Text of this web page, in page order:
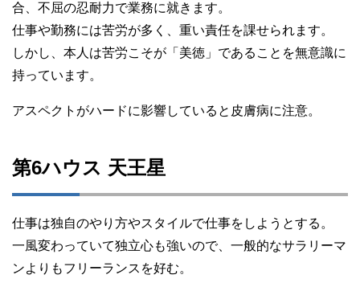
合、不屈の忍耐力で業務に就きます。
仕事や勤務には苦労が多く、重い責任を課せられます。
しかし、本人は苦労こそが「美徳」であることを無意識に
持っています。
アスペクトがハードに影響していると皮膚病に注意。
第6ハウス 天王星
仕事は独自のやり方やスタイルで仕事をしようとする。
一風変わっていて独立心も強いので、一般的なサラリーマ
ンよりもフリーランスを好む。